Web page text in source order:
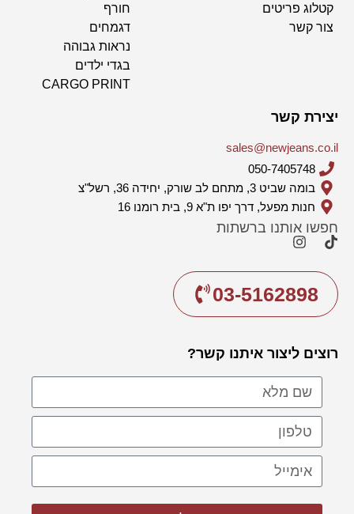
קטלוג פריטים
צור קשר
חורף
דגמחים
נראות גבוהה
בגדי ילדים
CARGO PRINT
יצירת קשר
sales@newjeans.co.il
050-7405748
בומה שביט 3, מתחם לב שורק, יחידה 36, רשל"צ
חנות מפעל, דרך יפו ת"א 9, בית רומנו 16
חפשו אותנו ברשתות
03-5162898
רוצים ליצור איתנו קשר?